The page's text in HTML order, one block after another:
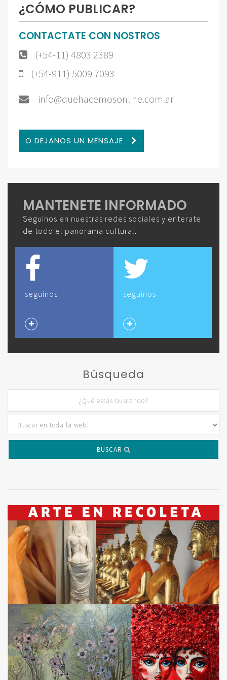
¿CÓMO PUBLICAR?
CONTACTATE CON NOSTROS
(+54-11) 4803 2389
(+54-911) 5009 7093
info@quehacemosonline.com.ar
O DEJANOS UN MENSAJE
MANTENETE INFORMADO
Seguinos en nuestras redes sociales y enterate
de todo el panorama cultural.
seguinos seguinos
Búsqueda
BUSCAR